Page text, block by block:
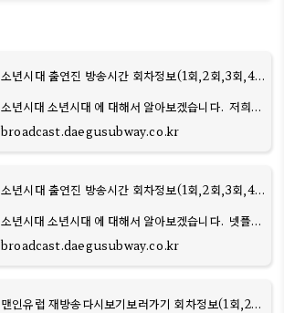
소년시대 출연진 방송시간 회차정보(1회,2회,3회,4회) 편성표 재방송다시보기보러가기
소년시대 소년시대 에 대해서 알아보겠습니다. 저희
블로그에서는 넷플릭스와 쿠팡플레이의 드라마를 비
교하고 소개하는 포스트를 작성했습니다. 현재 가장 재
미있는 드라마 중 2위인 쿠팡플
broadcast.daegusubway.co.kr
소년시대 출연진 방송시간 회차정보(1회,2회,3회,4회) 편성표 재방송다시보기보러가기
소년시대 소년시대 에 대해서 알아보겠습니다. 넷플릭
스의 재미가 떨어지자 쿠팡플레이의 드라마 가 큰 인기
를 끌고 있습니다. 1989년을 재현한 시나리오와 충남
부여를 배경으로 한 이 드라마
broadcast.daegusubway.co.kr
맨인유럽 재방송다시보기보러가기 회차정보(1회,2회,3회,4회) 편성표 출연진 방송시간